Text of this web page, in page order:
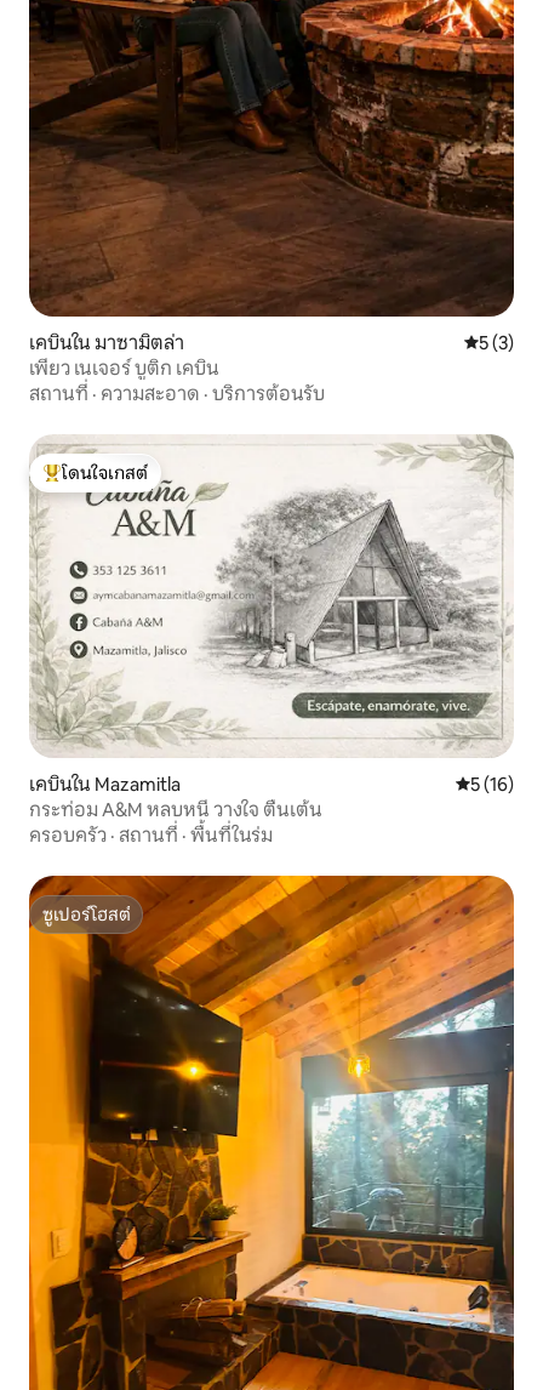
เคบินใน มาซามิตล่า คะแนนเฉ
5 (3)
เพียว เนเจอร์ บูติก เคบิน
สถานที่ · ความสะอาด · บริการต้อนรับ
โดนใจเกสต์ที่สุด
โดนใจเกสต์
เคบินใน Mazamitla คะแนนเฉลี่
5 (16)
กระท่อม A&M หลบหนี วางใจ ตื่นเต้น
ครอบครัว · สถานที่ · พื้นที่ในร่ม
ซูเปอร์โฮสต์
ซูเปอร์โฮสต์